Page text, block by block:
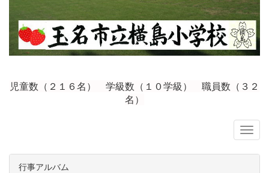
児童数（２１６名） 学級数（１０学級） 職員数（３２
名）
行事アルバム